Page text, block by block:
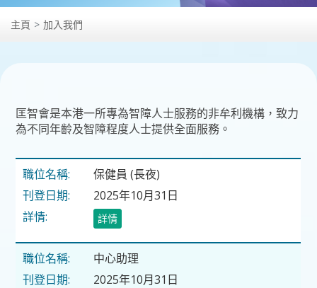
主頁 加入我們
匡智會是本港一所專為智障人士服務的非牟利機構，致力
為不同年齡及智障程度人士提供全面服務。
保健員 (長夜)
2025年10月31日
詳情
中心助理
2025年10月31日